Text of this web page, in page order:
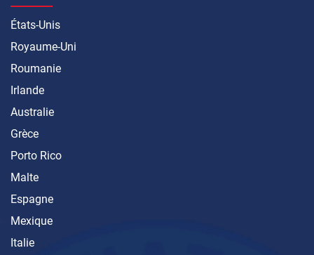
États-Unis
Royaume-Uni
Roumanie
Irlande
Australie
Grèce
Porto Rico
Malte
Espagne
Mexique
Italie